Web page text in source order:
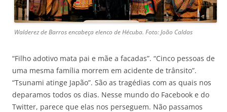
Walderez de Barros encabeça elenco de Hécuba. Foto: João Caldas
“Filho adotivo mata pai e mãe a facadas”. “Cinco pessoas de
uma mesma família morrem em acidente de trânsito”.
“Tsunami atinge Japão”. São as tragédias com as quais nos
deparamos todos os dias. Nesse mundo do Facebook e do
Twitter, parece que elas nos perseguem. Não passamos